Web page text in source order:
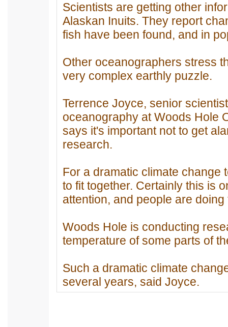
Scientists are getting other
Alaskan Inuits. They report
fish have been found, and in
Other oceanographers stress
very complex earthly puzzle.
Terrence Joyce, senior
oceanography at Woods Hole
says it's important not to get
research.
For a dramatic climate change
to fit together. Certainly this is
attention, and people are doing
Woods Hole is conducting
temperature of some parts of
Such a dramatic climate
several years, said Joyce.